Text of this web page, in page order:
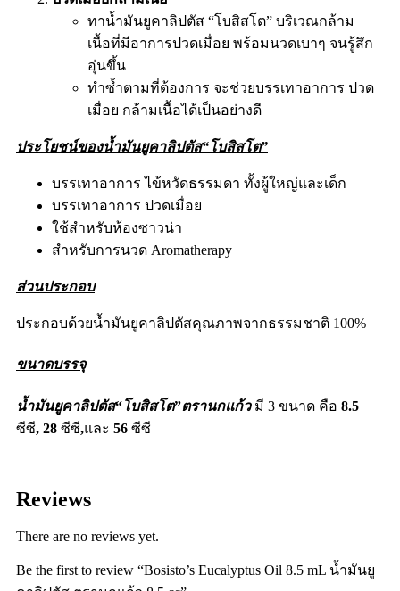
ทาน้ำมันยูคาลิปตัส “โบสิสโต” บริเวณกล้าม
เนื้อที่มีอาการปวดเมื่อย พร้อมนวดเบาๆ จนรู้สึก
อุ่นขึ้น
ทำซ้ำตามที่ต้องการ จะช่วยบรรเทาอาการ ปวด
เมื่อย กล้ามเนื้อได้เป็นอย่างดี
ประโยชน์ของน้ำมันยูคาลิปตัส“โบสิสโต”
บรรเทาอาการ ไข้หวัดธรรมดา ทั้งผู้ใหญ่และเด็ก
บรรเทาอาการ ปวดเมื่อย
ใช้สำหรับห้องซาวน่า
สำหรับการนวด Aromatherapy
ส่วนประกอบ
ประกอบด้วยน้ำมันยูคาลิปตัสคุณภาพจากธรรมชาติ 100%
ขนาดบรรจุ
น้ำมันยูคาลิปตัส“โบสิสโต”ตรานกแก้ว มี 3 ขนาด คือ 8.5
ซีซี, 28 ซีซี,และ 56 ซีซี
Reviews
There are no reviews yet.
Be the first to review “Bosisto’s Eucalyptus Oil 8.5 mL น้ำมันยู